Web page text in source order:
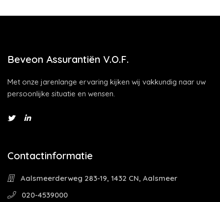
Beveon Assurantiën V.O.F.
Met onze jarenlange ervaring kijken wij vakkundig naar uw
persoonlijke situatie en wensen.
Contactinformatie
Aalsmeerderweg 283-19, 1432 CN, Aalsmeer
020-4539000